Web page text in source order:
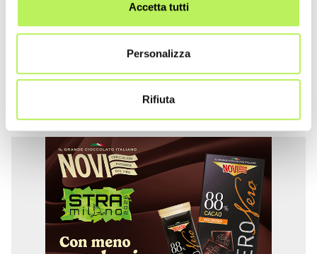
Accetta tutti
Personalizza
Rifiuta
Auto ufficiale